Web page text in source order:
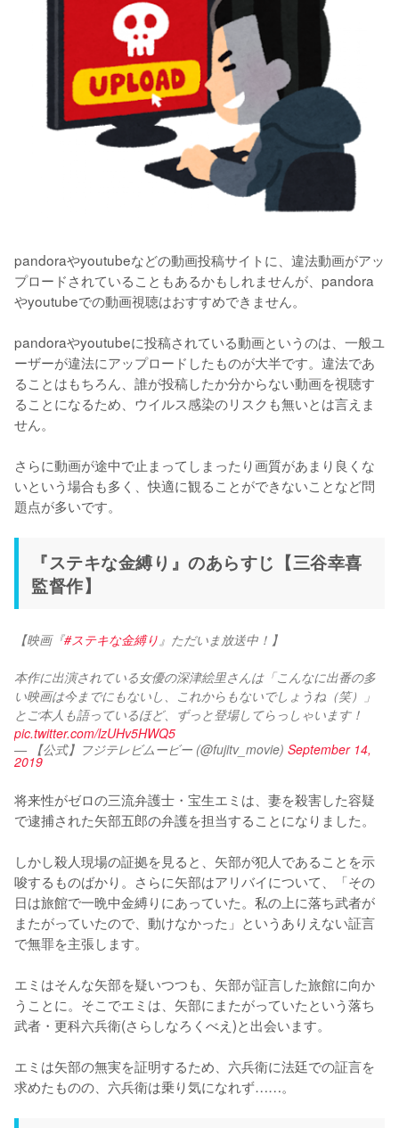
pandoraやyoutubeなどの動画投稿サイトに、違法動画がアッ
プロードされていることもあるかもしれませんが、pandora
やyoutubeでの動画視聴はおすすめできません。
pandoraやyoutubeに投稿されている動画というのは、一般ユ
ーザーが違法にアップロードしたものが大半です。違法であ
ることはもちろん、誰が投稿したか分からない動画を視聴す
ることになるため、ウイルス感染のリスクも無いとは言えま
せん。
さらに動画が途中で止まってしまったり画質があまり良くな
いという場合も多く、快適に観ることができないことなど問
題点が多いです。
『ステキな金縛り』のあらすじ【三谷幸喜
監督作】
【映画『#ステキな金縛り 』ただいま放送中！】
本作に出演されている女優の深津絵里さんは「こんなに出番の多
い映画は今までにもないし、これからもないでしょうね（笑）」
pic.twitter.com/lzUHv5HWQ5
— 【公式】フジテレビムービー (@fujitv_movie) September 14,
2019
将来性がゼロの三流弁護士・宝生エミは、妻を殺害した容疑
で逮捕された矢部五郎の弁護を担当することになりました。
しかし殺人現場の証拠を見ると、矢部が犯人であることを示
唆するものばかり。さらに矢部はアリバイについて、「その
日は旅館で一晩中金縛りにあっていた。私の上に落ち武者が
またがっていたので、動けなかった」というありえない証言
で無罪を主張します。
エミはそんな矢部を疑いつつも、矢部が証言した旅館に向か
うことに。そこでエミは、矢部にまたがっていたという落ち
武者・更科六兵衛(さらしなろくべえ)と出会います。
エミは矢部の無実を証明するため、六兵衛に法廷での証言を
求めたものの、六兵衛は乗り気になれず……。